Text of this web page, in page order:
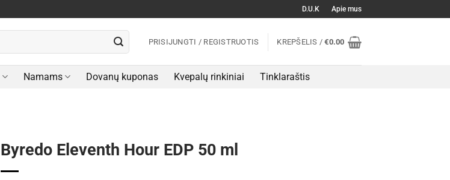
D.U.K Apie mus
PRISIJUNGTI / REGISTRUOTIS KREPŠELIS /€0.00
Namams Dovanų kuponas Kvepalų rinkiniai Tinklaraštis
Byredo Eleventh Hour EDP 50 ml